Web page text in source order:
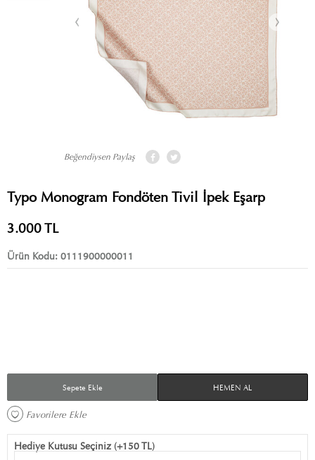
Beğendiysen Paylaş
Typo Monogram Fondöten Tivil İpek Eşarp
3.000TL
Ürün Kodu: 0111900000011
Sepete Ekle HEMEN AL
Favorilere Ekle
Hediye Kutusu Seçiniz (+150 TL)